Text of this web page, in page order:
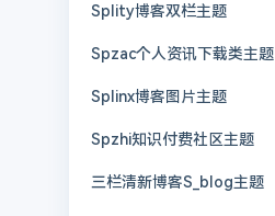
Splity博客双栏主题
Spzac个人资讯下载类主题
Splinx博客图片主题
Spzhi知识付费社区主题
三栏清新博客S_blog主题